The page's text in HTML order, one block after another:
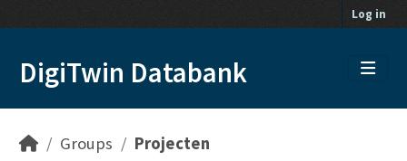
Log in
DigiTwin Databank
Groups Projecten